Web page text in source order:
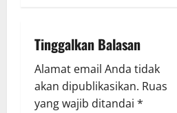
g
a
t
Tinggalkan Balasan
Alamat email Anda tidak
akan dipublikasikan. Ruas
yang wajib ditandai *